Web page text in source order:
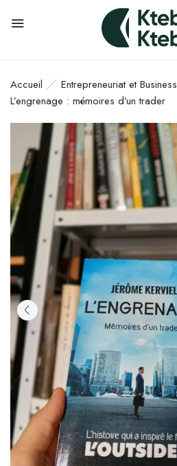
Accueil Entrepreneuriat et Business
L’engrenage : mémoires d’un trader